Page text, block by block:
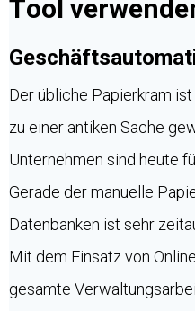
Tool
Der übliche Papierkram
zu einer antiken Sache
Unternehmen sind heute
Gerade der manuelle
Datenbanken ist sehr
Mit dem Einsatz von
gesamte